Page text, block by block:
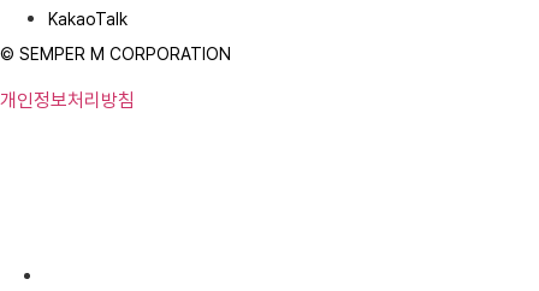
KakaoTalk
© SEMPER M CORPORATION
개인정보처리방침